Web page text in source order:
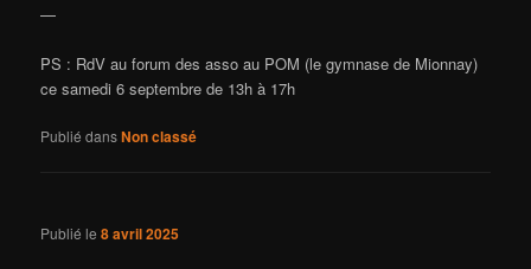
—
PS : RdV au forum des asso au POM (le gymnase de Mionnay)
ce samedi 6 septembre de 13h à 17h
Publié dansNon classé
Publié le8 avril 2025